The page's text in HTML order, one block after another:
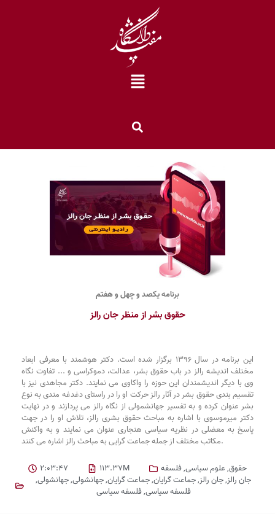
برنامه یکصد و چهل و هفتم
حقوق بشر از منظر جان رالز
این برنامه در سال 1396 برگزار شده است. دکتر هوشمند با معرفی ابعاد
مختلف اندیشه رالز در باب حقوق بشر، عدالت، دموکراسی و ... تفاوت نگاه
وی با دیگر اندیشمندان این حوزه را واکاوی می نمایند. دکتر مجاهدی نیز با
تقسیم بندی حقوق بشر در آثار رالز حرکت او را در راستای دغدغه مندی به نوع
بشر عنوان کرده و به تفسیر جهانشمولی از نگاه رالز می پردازند و در نهایت
دکتر میرموسوی با اشاره به مباحث حقوق بشری رالز، تلاش او را در جهت
پاسخ به معضلی در نظریه سیاسی هنجاری عنوان می نمایند و به واکنش
مکاتب مختلف از جمله جماعت گرایی به مباحث رالز اشاره می کنند.
2:03:47 113.37M حقوق,علوم سیاسی,فلسفه
جان رالز,جان رالز,جماعت گرایان,جماعت گرایان,جهانشولی,جهانشولی,
فلسفه سیاسی,فلسفه سیاسی